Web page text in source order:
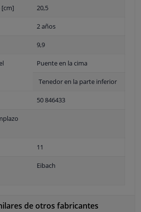
[cm] 20,5
2 años
9,9
Puente en la cima
Tenedor en la parte inferior
50 846433
11
Eibach
de otros fabricantes